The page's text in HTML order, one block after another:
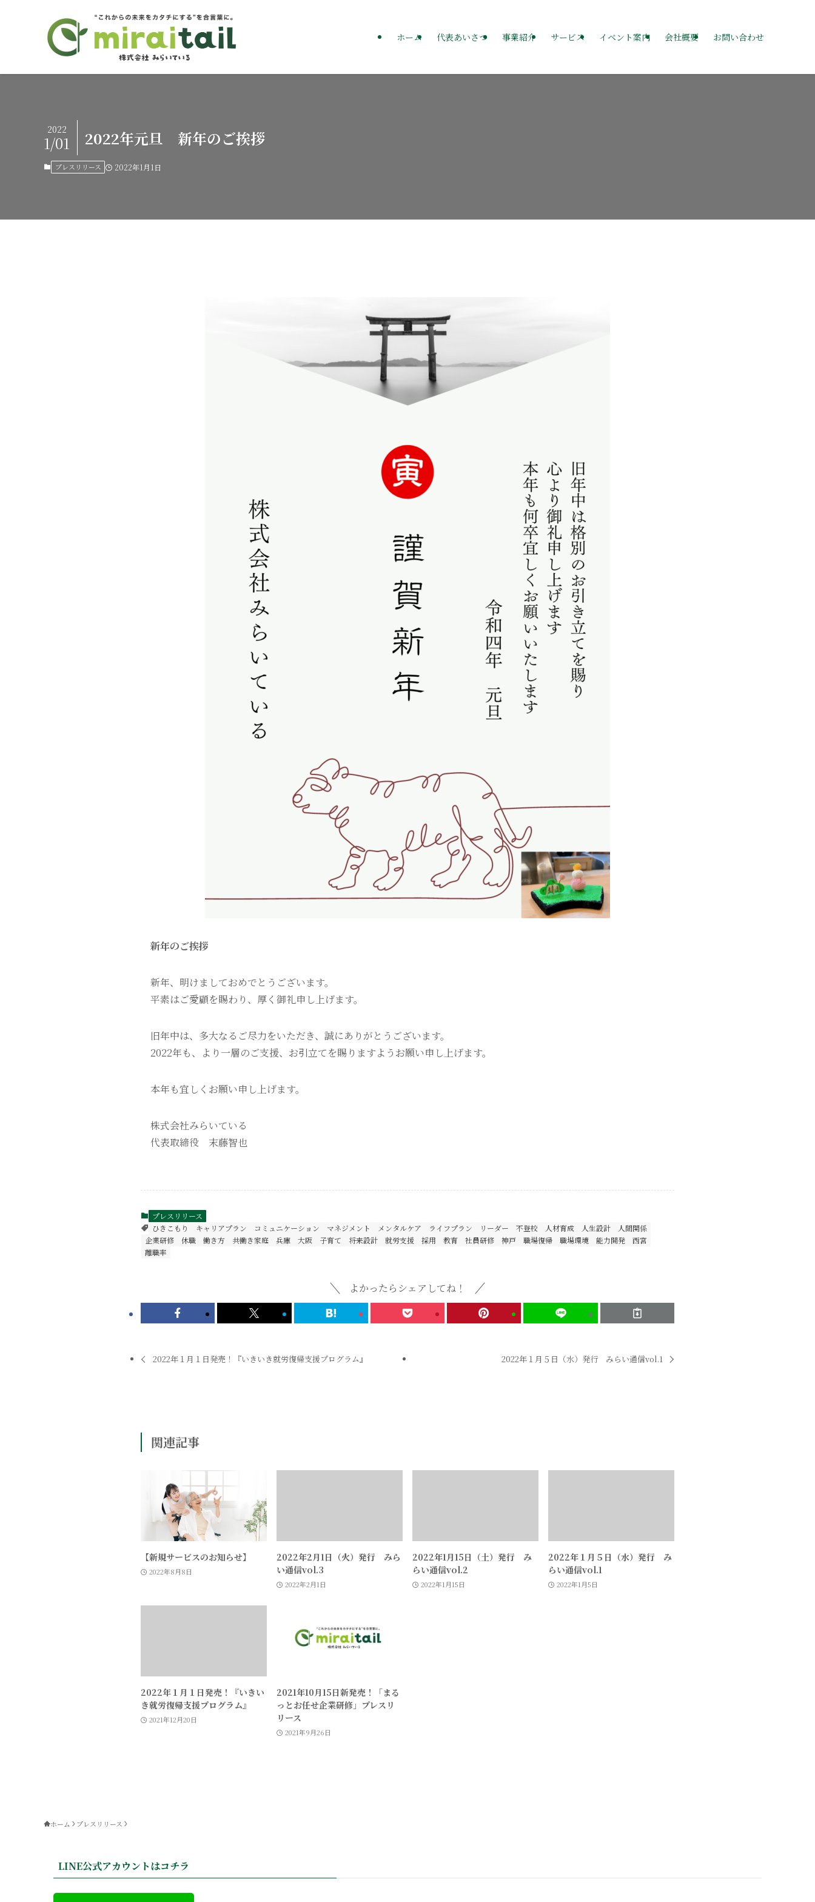
ホーム 代表あいさつ 事業紹介 サービス イベント案内 会社概要 お問い合わせ
2022年元旦 新年のご挨拶
2022
1/01
プレスリリース 2022年1月1日
新年のご挨拶
新年、明けましておめでとうございます。
平素はご愛顧を賜わり、厚く御礼申し上げます。
旧年中は、多大なるご尽力をいただき、誠にありがとうございます。
2022年も、より一層のご支援、お引立てを賜りますようお願い申し上げます。
本年も宜しくお願い申し上げます。
株式会社みらいている
代表取締役 末藤智也
プレスリリース
ひきこもり
キャリアプラン コミュニケーション マネジメント メンタルケア ライフプラン リーダー 不登校 人材育成 人生設計
人間関係
企業研修
休職 働き方 共働き家庭 兵庫 大阪 子育て 将来設計 就労支援 採用 教育 社員研修 神戸 職場復帰 職場環境 能力開発
西宮
離職率
よかったらシェアしてね！
2022年１月１日発売！『いきいき就労復帰支援プログラム』 2022年１月５日（水）発行 みらい通信vol.1
関連記事
【新規サービスのお知らせ】
2022年8月8日
2022年2月1日（火）発行 みら
い通信vol.3
2022年2月1日
2022年1月15日（土）発行 み
らい通信vol.2
2022年1月15日
2022年１月５日（水）発行 み
らい通信vol.1
2022年1月5日
2022年１月１日発売！『いきい
き就労復帰支援プログラム』
2021年12月20日
2021年10月15日新発売！「まる
っとお任せ企業研修」プレスリ
リース
2021年9月26日
ホーム プレスリリース
LINE公式アカウントはコチラ